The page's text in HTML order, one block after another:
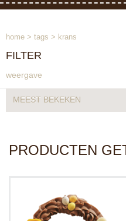
home > tags > krans
FILTER
weergave
MEEST BEKEKEN
PRODUCTEN